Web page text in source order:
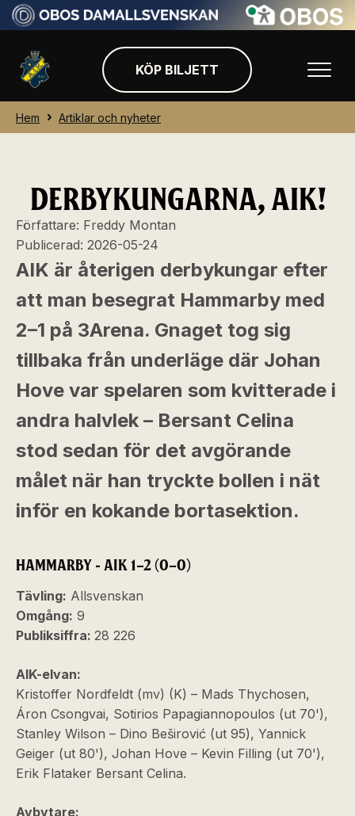
KÖP BILJETT
Hem Artiklar och nyheter
DERBYKUNGARNA, AIK!
Författare: Freddy Montan
Publicerad: 2026-05-24
AIK är återigen derbykungar efter
att man besegrat Hammarby med
2–1 på 3Arena. Gnaget tog sig
tillbaka från underläge där Johan
Hove var spelaren som kvitterade i
andra halvlek – Bersant Celina
stod sedan för det avgörande
målet när han tryckte bollen i nät
inför en kokande bortasektion.
HAMMARBY - AIK 1–2 (0–0)
Tävling: Allsvenskan
Omgång: 9
Publiksiffra: 28 226
AIK-elvan:
Kristoffer Nordfeldt (mv) (K) – Mads Thychosen,
Áron Csongvai, Sotirios Papagiannopoulos (ut 70'),
Stanley Wilson – Dino Beširović (ut 95), Yannick
Geiger (ut 80'), Johan Hove – Kevin Filling (ut 70'),
Erik Flataker Bersant Celina.
Avbytare: